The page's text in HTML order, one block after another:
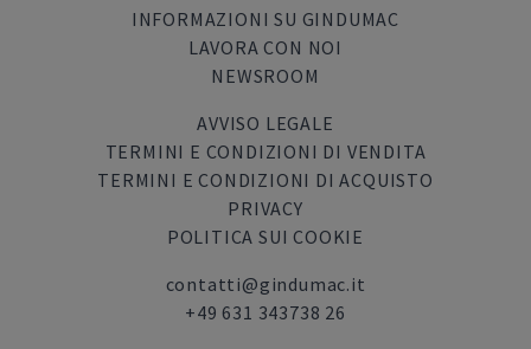
INFORMAZIONI SU GINDUMAC
LAVORA CON NOI
NEWSROOM
AVVISO LEGALE
TERMINI E CONDIZIONI DI VENDITA
TERMINI E CONDIZIONI DI ACQUISTO
PRIVACY
POLITICA SUI COOKIE
contatti@gindumac.it
+49 631 343738 26